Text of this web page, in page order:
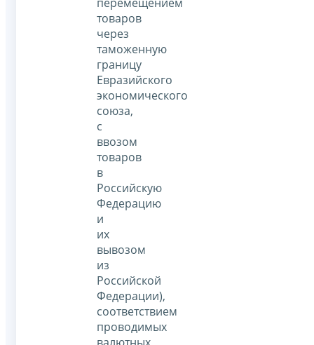
перемещением
товаров
через
таможенную
границу
Евразийского
экономического
союза,
с
ввозом
товаров
в
Российскую
Федерацию
и
их
вывозом
из
Российской
Федерации),
соответствием
проводимых